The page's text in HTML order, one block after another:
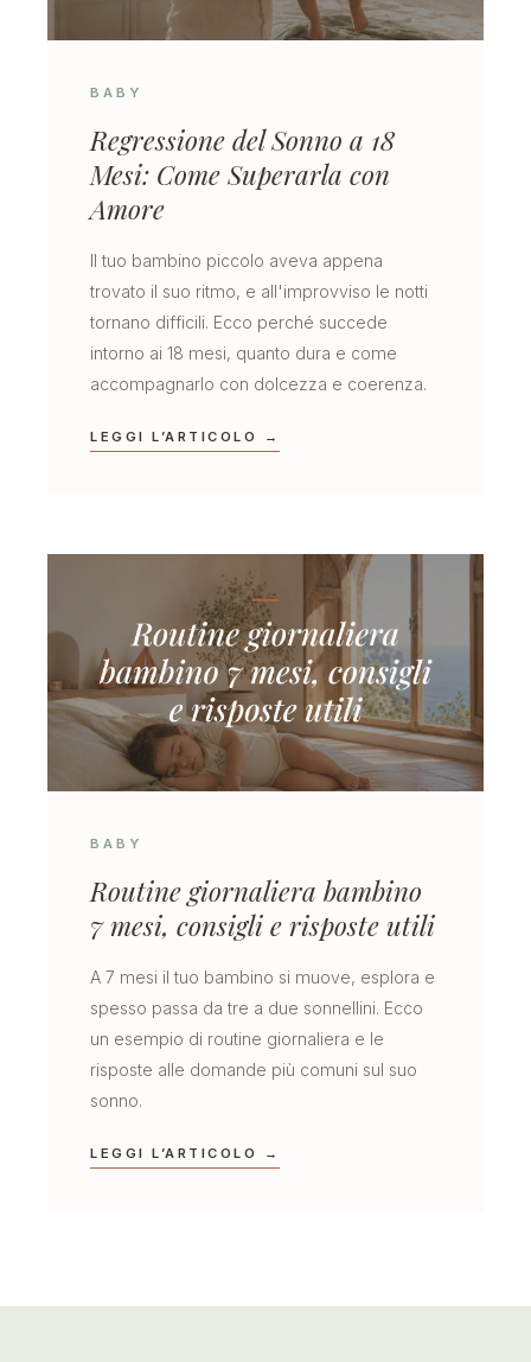
BABY
Regressione del Sonno a 18
Mesi: Come Superarla con
Amore
Il tuo bambino piccolo aveva appena
trovato il suo ritmo, e all'improvviso le notti
tornano difficili. Ecco perché succede
intorno ai 18 mesi, quanto dura e come
accompagnarlo con dolcezza e coerenza.
LEGGI L’ARTICOLO →
BABY
Routine giornaliera bambino
7 mesi, consigli e risposte utili
A 7 mesi il tuo bambino si muove, esplora e
spesso passa da tre a due sonnellini. Ecco
un esempio di routine giornaliera e le
risposte alle domande più comuni sul suo
sonno.
LEGGI L’ARTICOLO →